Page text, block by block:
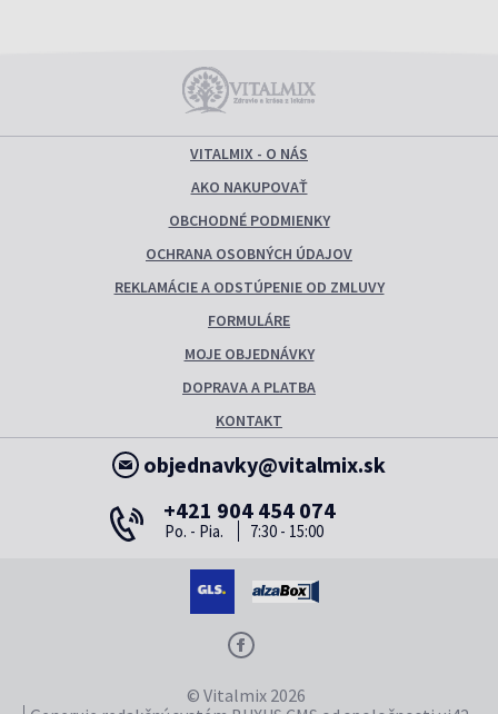
VITALMIX - O NÁS
AKO NAKUPOVAŤ
OBCHODNÉ PODMIENKY
OCHRANA OSOBNÝCH ÚDAJOV
REKLAMÁCIE A ODSTÚPENIE OD ZMLUVY
FORMULÁRE
MOJE OBJEDNÁVKY
DOPRAVA A PLATBA
KONTAKT
objednavky@vitalmix.sk
+421 904 454 074
Po. - Pia. 7:30 - 15:00
© Vitalmix 2026